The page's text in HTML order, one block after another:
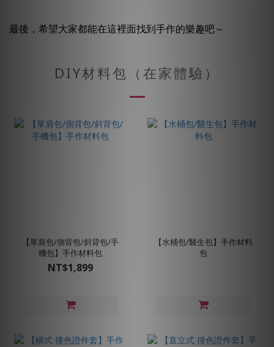
最後，希望大家都能在這裡面找到手作的樂趣吧～
DIY材料包（在家體驗）
【單肩包/側背包/斜背包/手
機包】手作材料包
NT$1,899
【水桶包/醫生包】手作材料
包